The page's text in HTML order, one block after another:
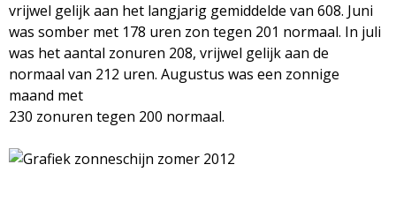
vrijwel gelijk aan het langjarig gemiddelde van 608. Juni
was somber met 178 uren zon tegen 201 normaal. In juli
was het aantal zonuren 208, vrijwel gelijk aan de
normaal van 212 uren. Augustus was een zonnige
maand met
230 zonuren tegen 200 normaal.